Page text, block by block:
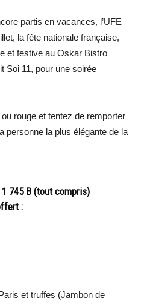
partis en vacances, l’UFE
la fête nationale française,
et festive au Oskar Bistro
Soi 11, pour une soirée
rouge et tentez de remporter
personne la plus élégante de la
745 B (tout compris)
:
et truffes (Jambon de